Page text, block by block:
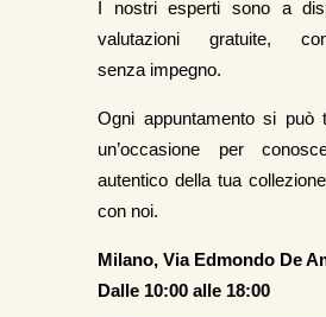
I nostri esperti sono a
valutazioni gratuite,
senza impegno.
Ogni appuntamento si può
un’occasione per
autentico della tua
con noi.
Milano, Via Edmondo De
Dalle 10:00 alle 18:00